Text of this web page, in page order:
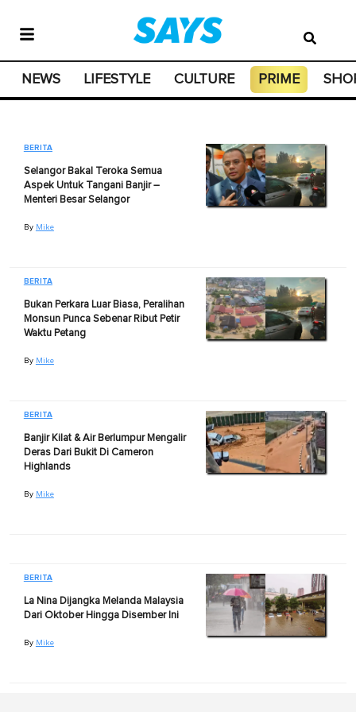
NEWS LIFESTYLE CULTURE PRIME
BERITA
Selangor Bakal Teroka Semua
Aspek Untuk Tangani Banjir –
Menteri Besar Selangor
By Mike
BERITA
Bukan Perkara Luar Biasa, Peralihan
Monsun Punca Sebenar Ribut Petir
Waktu Petang
By Mike
BERITA
Banjir Kilat & Air Berlumpur Mengalir
Deras Dari Bukit Di Cameron
Highlands
By Mike
BERITA
La Nina Dijangka Melanda Malaysia
Dari Oktober Hingga Disember Ini
By Mike